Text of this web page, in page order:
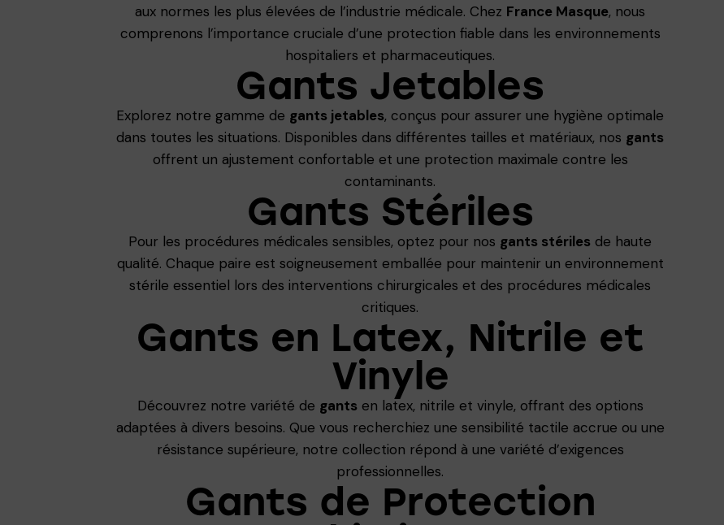
aux normes les plus élevées de l’industrie médicale. Chez France Masque, nous
comprenons l’importance cruciale d’une protection fiable dans les environnements
hospitaliers et pharmaceutiques.
Gants Jetables
Explorez notre gamme de gants jetables, conçus pour assurer une hygiène optimale
dans toutes les situations. Disponibles dans différentes tailles et matériaux, nos gants
offrent un ajustement confortable et une protection maximale contre les
contaminants.
Gants Stériles
Pour les procédures médicales sensibles, optez pour nos gants stériles de haute
qualité. Chaque paire est soigneusement emballée pour maintenir un environnement
stérile essentiel lors des interventions chirurgicales et des procédures médicales
critiques.
Gants en Latex, Nitrile et
Vinyle
Découvrez notre variété de gants en latex, nitrile et vinyle, offrant des options
adaptées à divers besoins. Que vous recherchiez une sensibilité tactile accrue ou une
résistance supérieure, notre collection répond à une variété d’exigences
professionnelles.
Gants de Protection